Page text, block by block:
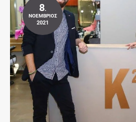
8.
ΝΟΈΜΒΡΙΟΣ
2021